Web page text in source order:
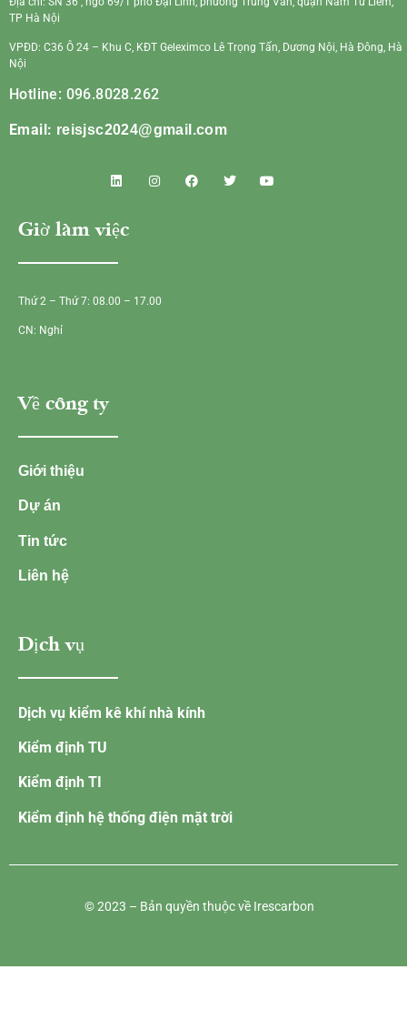
TP Hà Nội
VPĐD: C36 Ô 24 – Khu C, KĐT Geleximco Lê Trọng Tấn, Dương Nội, Hà Đông, Hà
Nội
Hotline: 096.8028.262
Email: reisjsc2024@gmail.com
Giờ làm việc
Thứ 2 – Thứ 7: 08.00 – 17.00
CN: Nghỉ
Về công ty
Giới thiệu
Dự án
Tin tức
Liên hệ
Dịch vụ
Dịch vụ kiểm kê khí nhà kính
Kiểm định TU
Kiểm định TI
Kiểm định hệ thống điện mặt trời
© 2023 – Bản quyền thuộc về Irescarbon